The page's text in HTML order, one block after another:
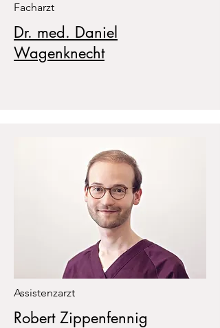
Facharzt
Dr. med. Daniel
Wagenknecht
Assistenzarzt
Robert Zippenfennig